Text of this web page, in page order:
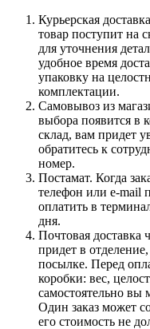
Курьерская
товар поступит на
для уточнения
удобное время
упаковку на
комплектации.
Самовывоз из
выбора появится в
склад, вам придет
обратитесь к
номер.
Постамат. Когда
телефон или e-mail
оплатить в
дня.
Почтовая доставка
придет в
посылке. Перед
коробки: вес,
самостоятельно вы
Один заказ может
его стоимость не